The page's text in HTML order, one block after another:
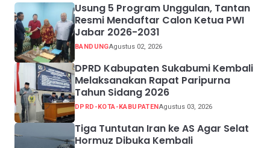
Usung 5 Program Unggulan, Tantan
Resmi Mendaftar Calon Ketua PWI
Jabar 2026-2031
BANDUNGAgustus 02, 2026
DPRD Kabupaten Sukabumi Kembali
Melaksanakan Rapat Paripurna
Tahun Sidang 2026
DPRD-KOTA-KABUPATENAgustus 03, 2026
Tiga Tuntutan Iran ke AS Agar Selat
Hormuz Dibuka Kembali